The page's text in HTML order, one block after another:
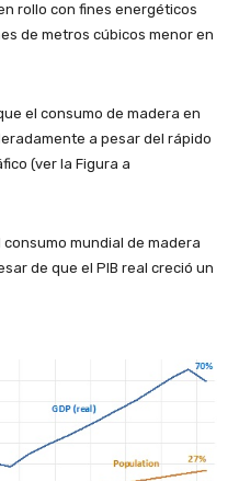
rollo con fines energéticos
de metros cúbicos menor en
el consumo de madera en
a pesar del rápido
(ver la Figura a
mundial de madera
de que el PIB real creció un